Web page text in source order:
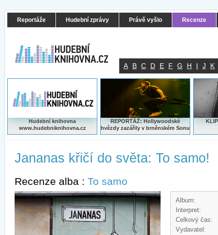
Reportáže Hudební zprávy Právě vyšlo Recenze
A B C D E F G H I J K
Hudební knihovna
www.hudebniknihovna.cz
REPORTÁŽ: Hollywoodské
hvězdy zazářily v brněnském Sonu
Jananas křičí do světa: To samo!
Recenze alba : To samo
Album:
Interpret:
Celkový čas:
Vydavatel: